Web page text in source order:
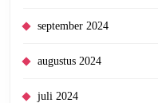
september 2024
augustus 2024
juli 2024